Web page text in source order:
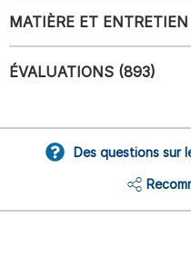
MATIÈRE ET ENTRETIEN
ÉVALUATIONS (893)
Des questions sur